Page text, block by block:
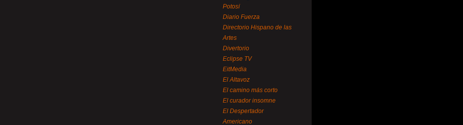
Potosí
Diario Fuerza
Directorio Hispano de las
Artes
Divertorio
Eclipse TV
EitMedia
El Altavoz
El camino más corto
El curador insomne
El Despertador
Americano